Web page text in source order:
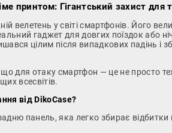
принтом: Гігантський захист для
велетень у світі смартфонів. Його
гаджет для довгих поїздок або
цілим після випадкових падінь і
для отаку смартфон — це не просто
всесвітів.
від DikoCase?
панель, яка легко збирає